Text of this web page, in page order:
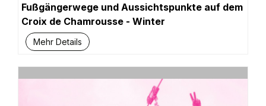
Fußgängerwege und Aussichtspunkte auf dem
Croix de Chamrousse - Winter
Mehr Details